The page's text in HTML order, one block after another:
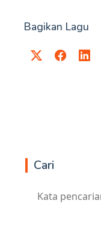
Bagikan Lagu
Cari